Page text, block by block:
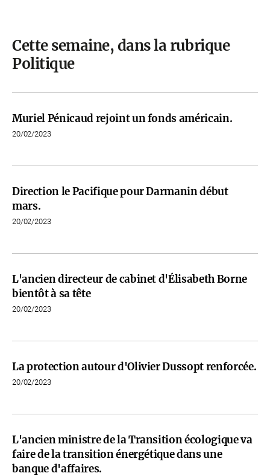
Cette semaine, dans la rubrique
Politique
Muriel Pénicaud rejoint un fonds américain.
20/02/2023
Direction le Pacifique pour Darmanin début
mars.
20/02/2023
L'ancien directeur de cabinet d'Élisabeth Borne
bientôt à sa tête
20/02/2023
La protection autour d'Olivier Dussopt renforcée.
20/02/2023
L'ancien ministre de la Transition écologique va
faire de la transition énergétique dans une
banque d'affaires.